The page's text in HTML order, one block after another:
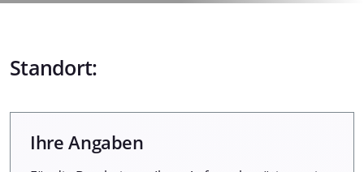
Standort:
Ihre Angaben